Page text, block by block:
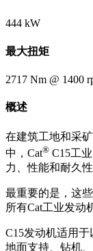
444 kW
最大扭矩
2717 Nm @ 1400
概述
在建筑工地和采
中，Cat® C15工
力、性能和耐久性
最重要的是，这
所有Cat工业发动
C15发动机适用
地面支持、钻机